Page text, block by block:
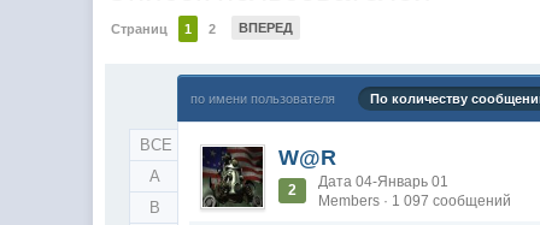
Страниц 1 2 ВПЕРЕД
ВСЕ
A
B
по имени пользователя По количеству
W@R
2
Дата 04-Январь 01
Members · 1 097 сообщений